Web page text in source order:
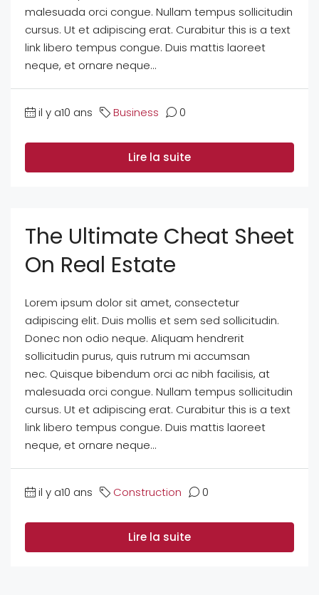
malesuada orci congue. Nullam tempus sollicitudin
cursus. Ut et adipiscing erat. Curabitur this is a text
link libero tempus congue. Duis mattis laoreet
neque, et ornare neque...
il y a10 ans Business 0
Lire la suite
The Ultimate Cheat Sheet
On Real Estate
Lorem ipsum dolor sit amet, consectetur
adipiscing elit. Duis mollis et sem sed sollicitudin.
Donec non odio neque. Aliquam hendrerit
sollicitudin purus, quis rutrum mi accumsan
nec. Quisque bibendum orci ac nibh facilisis, at
malesuada orci congue. Nullam tempus sollicitudin
cursus. Ut et adipiscing erat. Curabitur this is a text
link libero tempus congue. Duis mattis laoreet
neque, et ornare neque...
il y a10 ans Construction 0
Lire la suite